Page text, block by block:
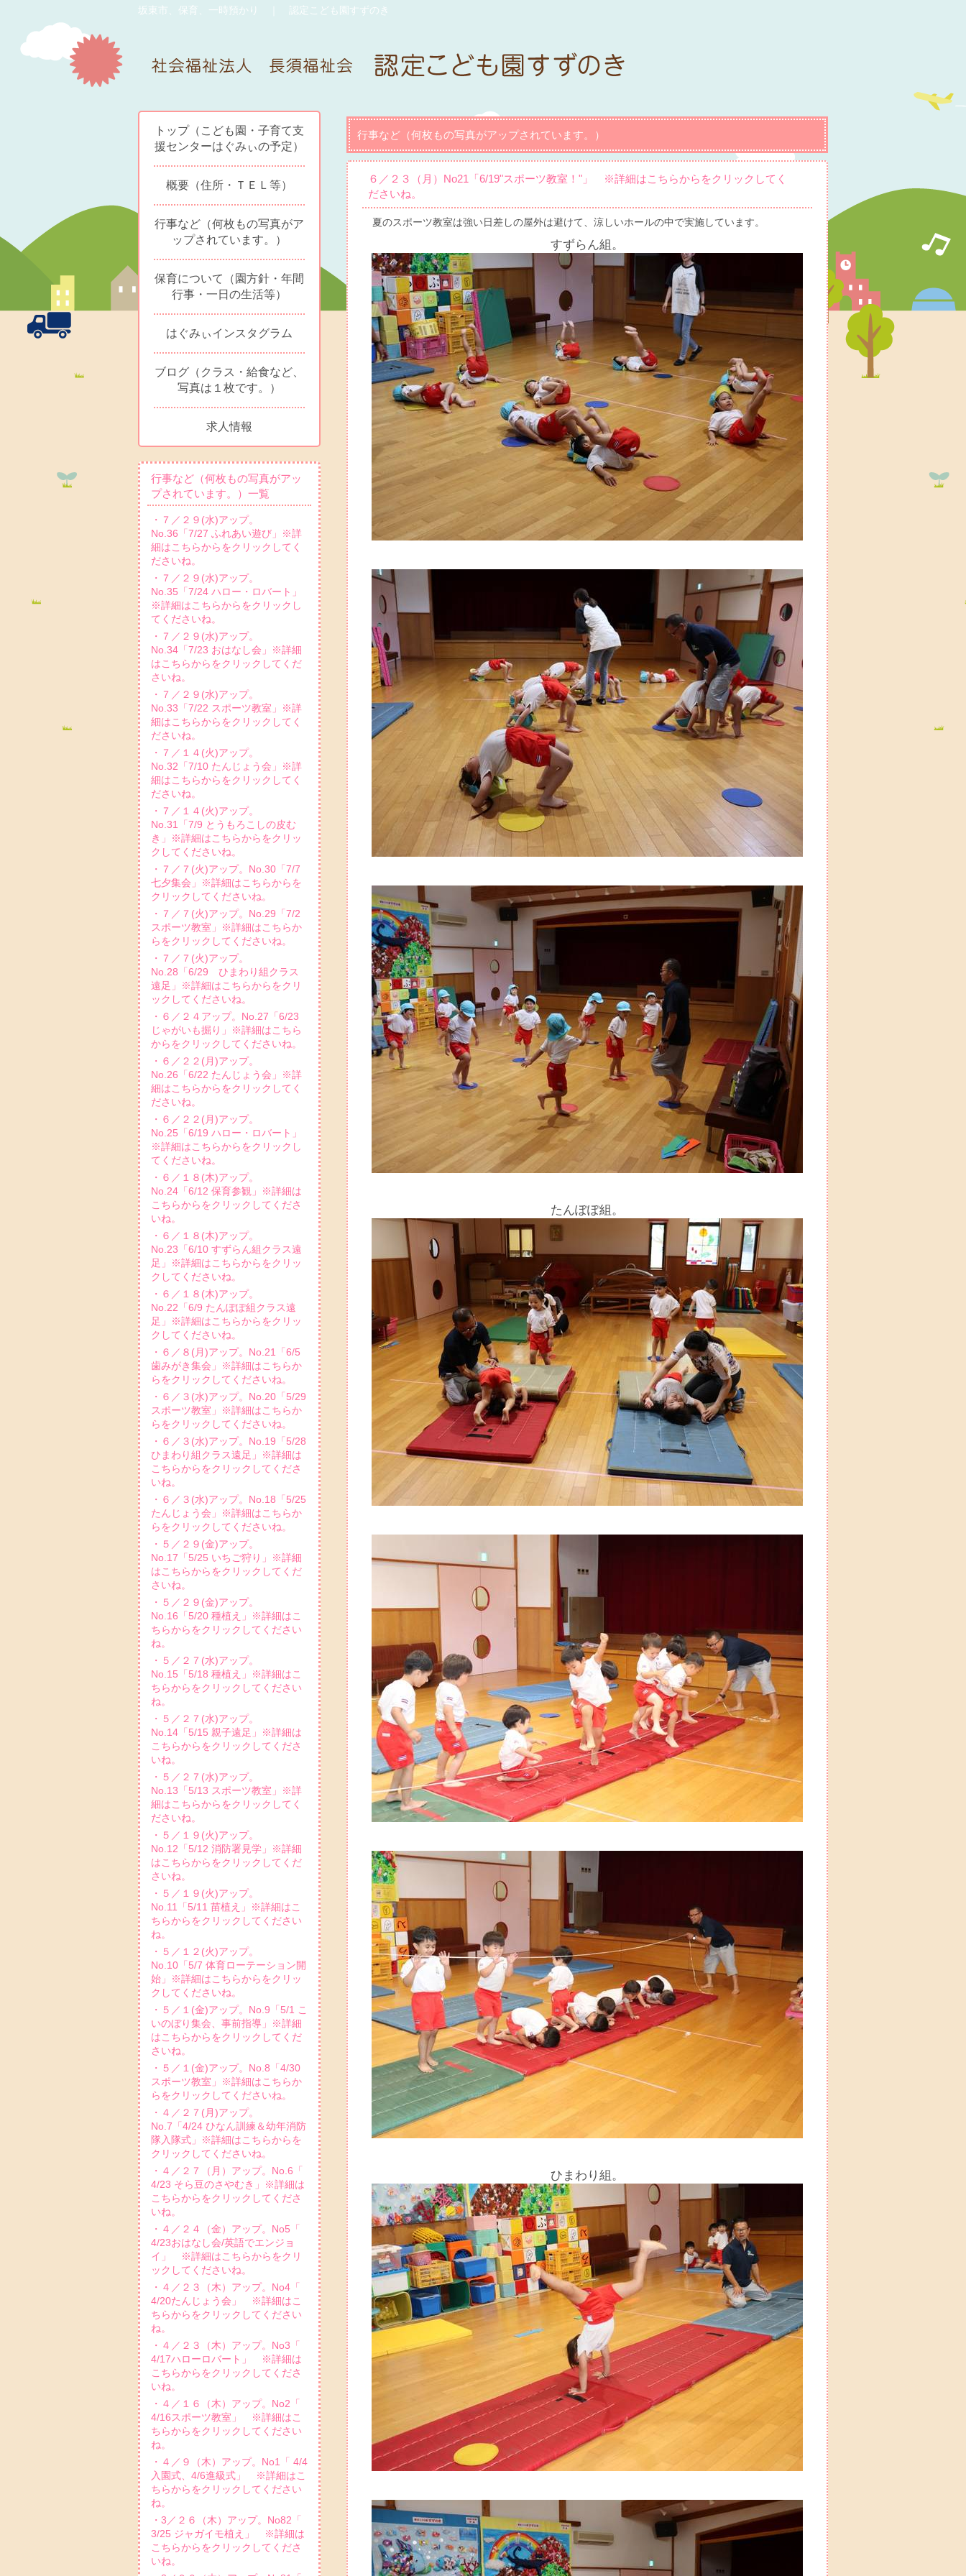
坂東市、保育、一時預かり ｜ 認定こども園すずのき
トップ（こども園・子育て支
援センターはぐみぃの予定）
概要（住所・ＴＥＬ等）
行事など（何枚もの写真がア
ップされています。）
保育について（園方針・年間
行事・一日の生活等）
はぐみぃインスタグラム
ブログ（クラス・給食など、
写真は１枚です。）
求人情報
行事など（何枚もの写真がアッ
プされています。）一覧
・７／２９(水)アップ。
No.36「7/27 ふれあい遊び」※詳
細はこちらからをクリックしてく
ださいね。
・７／２９(水)アップ。
No.35「7/24 ハロー・ロバート」
※詳細はこちらからをクリックし
てくださいね。
・７／２９(水)アップ。
No.34「7/23 おはなし会」※詳細
はこちらからをクリックしてくだ
さいね。
・７／２９(水)アップ。
No.33「7/22 スポーツ教室」※詳
細はこちらからをクリックしてく
ださいね。
・７／１４(火)アップ。
No.32「7/10 たんじょう会」※詳
細はこちらからをクリックしてく
ださいね。
・７／１４(火)アップ。
No.31「7/9 とうもろこしの皮む
き」※詳細はこちらからをクリッ
クしてくださいね。
・７／７(火)アップ。No.30「7/7
七夕集会」※詳細はこちらからを
クリックしてくださいね。
・７／７(火)アップ。No.29「7/2
スポーツ教室」※詳細はこちらか
らをクリックしてくださいね。
・７／７(火)アップ。
No.28「6/29 ひまわり組クラス
遠足」※詳細はこちらからをクリ
ックしてくださいね。
・６／２４アップ。No.27「6/23
じゃがいも掘り」※詳細はこちら
からをクリックしてくださいね。
・６／２２(月)アップ。
No.26「6/22 たんじょう会」※詳
細はこちらからをクリックしてく
ださいね。
・６／２２(月)アップ。
No.25「6/19 ハロー・ロバート」
※詳細はこちらからをクリックし
てくださいね。
・６／１８(木)アップ。
No.24「6/12 保育参観」※詳細は
こちらからをクリックしてくださ
いね。
・６／１８(木)アップ。
No.23「6/10 すずらん組クラス遠
足」※詳細はこちらからをクリッ
クしてくださいね。
・６／１８(木)アップ。
No.22「6/9 たんぽぽ組クラス遠
足」※詳細はこちらからをクリッ
クしてくださいね。
・６／８(月)アップ。No.21「6/5
歯みがき集会」※詳細はこちらか
らをクリックしてくださいね。
・６／３(水)アップ。No.20「5/29
スポーツ教室」※詳細はこちらか
らをクリックしてくださいね。
・６／３(水)アップ。No.19「5/28
ひまわり組クラス遠足」※詳細は
こちらからをクリックしてくださ
いね。
・６／３(水)アップ。No.18「5/25
たんじょう会」※詳細はこちらか
らをクリックしてくださいね。
・５／２９(金)アップ。
No.17「5/25 いちご狩り」※詳細
はこちらからをクリックしてくだ
さいね。
・５／２９(金)アップ。
No.16「5/20 種植え」※詳細はこ
ちらからをクリックしてください
ね。
・５／２７(水)アップ。
No.15「5/18 種植え」※詳細はこ
ちらからをクリックしてください
ね。
・５／２７(水)アップ。
No.14「5/15 親子遠足」※詳細は
こちらからをクリックしてくださ
いね。
・５／２７(水)アップ。
No.13「5/13 スポーツ教室」※詳
細はこちらからをクリックしてく
ださいね。
・５／１９(火)アップ。
No.12「5/12 消防署見学」※詳細
はこちらからをクリックしてくだ
さいね。
・５／１９(火)アップ。
No.11「5/11 苗植え」※詳細はこ
ちらからをクリックしてください
ね。
・５／１２(火)アップ。
No.10「5/7 体育ローテーション開
始」※詳細はこちらからをクリッ
クしてくださいね。
・５／１(金)アップ。No.9「5/1 こ
いのぼり集会、事前指導」※詳細
はこちらからをクリックしてくだ
さいね。
・５／１(金)アップ。No.8「4/30
スポーツ教室」※詳細はこちらか
らをクリックしてくださいね。
・４／２７(月)アップ。
No.7「4/24 ひなん訓練＆幼年消防
隊入隊式」※詳細はこちらからを
クリックしてくださいね。
・４／２７（月）アップ。No.6「
4/23 そら豆のさやむき」※詳細は
こちらからをクリックしてくださ
いね。
・４／２４（金）アップ。No5「
4/23おはなし会/英語でエンジョ
イ」 ※詳細はこちらからをクリ
ックしてくださいね。
・４／２３（木）アップ。No4「
4/20たんじょう会」 ※詳細はこ
ちらからをクリックしてください
ね。
・４／２３（木）アップ。No3「
4/17ハローロバート」 ※詳細は
こちらからをクリックしてくださ
いね。
・４／１６（木）アップ。No2「
4/16スポーツ教室」 ※詳細はこ
ちらからをクリックしてください
ね。
・４／９（木）アップ。No1「 4/4
入園式、4/6進級式」 ※詳細はこ
ちらからをクリックしてください
ね。
・3／２６（木）アップ。No82「
3/25 ジャガイモ植え」 ※詳細は
こちらからをクリックしてくださ
いね。
行事など（何枚もの写真がアップされています。）
６／２３（月）No21「6/19"スポーツ教室！"」 ※詳細はこちらからをクリックしてく
ださいね。
夏のスポーツ教室は強い日差しの屋外は避けて、涼しいホールの中で実施しています。
すずらん組。
たんぽぽ組。
ひまわり組。